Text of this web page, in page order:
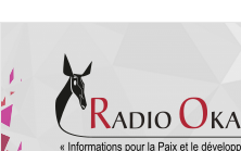
contenu
principal